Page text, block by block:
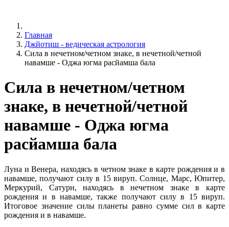
Главная
Джйотиш - ведическая астрология
Сила в нечетном/четном знаке, в нечетной/четной
навамше - Оджа югма расйамша бала
Сила в нечетном/четном
знаке, в нечетной/четной
навамше - Оджа югма
расйамша бала
Луна и Венера, находясь в четном знаке в карте рождения и в
навамше, получают силу в 15 вируп. Солнце, Марс, Юпитер,
Меркурий, Сатурн, находясь в нечетном знаке в карте
рождения и в навамше, также получают силу в 15 вируп.
Итоговое значение силы планеты равно сумме сил в карте
рождения и в навамше.